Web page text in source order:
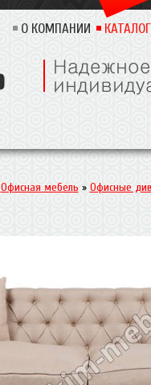
О КОМПАНИИ КАТАЛОГ
Офисная мебель » Офисные